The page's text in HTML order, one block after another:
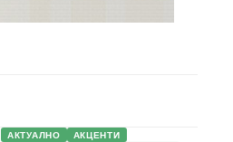
АКТУАЛНО
АКЦЕНТИ